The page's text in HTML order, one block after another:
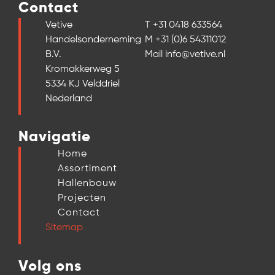
Contact
Vetive
Handelsonderneming
B.V.
Kromakkerweg 5
5334 KJ Velddriel
Nederland
T +31 0418 633564
M +31 (0)6 54311012
Mail info@vetive.nl
Navigatie
Home
Assortiment
Hallenbouw
Projecten
Contact
Sitemap
Volg ons